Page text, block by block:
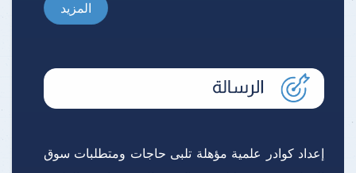
المزيد
إعداد كوادر علمية مؤهلة تلبى حاجات ومتطلبات سوق